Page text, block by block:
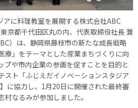
アに料理教室を展開する株式会社ABC
京都千代田区丸の内、代表取締役社長 兼
）は、静岡県藤枝市の新たな成長戦略
」をテーマとした産業まちづくりに向
プや市内企業の参画を促すことを目的と
スト「ふじえだイノベーションスタジア
に協力し、1月20日に開催された最終審
なるみが参加しました。